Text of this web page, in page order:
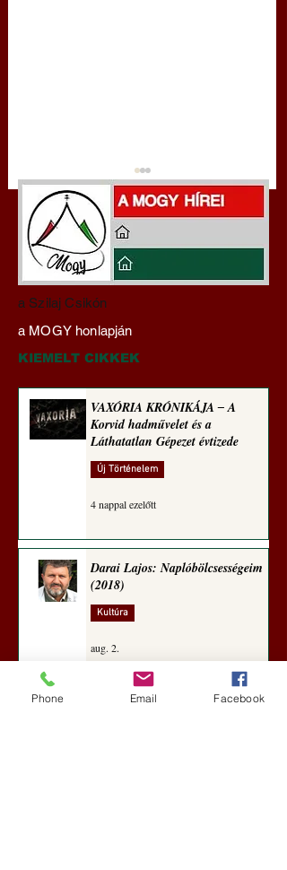
Darai Lajos:
Naplóbölcsességeim
(2025)
a Szilaj Csikón
a MOGY honlapján
KIEMELT CIKKEK
VAXÓRIA KRÓNIKÁJA ‒ A
Korvid hadművelet és a
Láthatatlan Gépezet évtizede
Új Történelem
4 nappal ezelőtt
Darai Lajos: Naplóbölcsességeim
(2018)
Kultúra
aug. 2.
Phone Email Facebook